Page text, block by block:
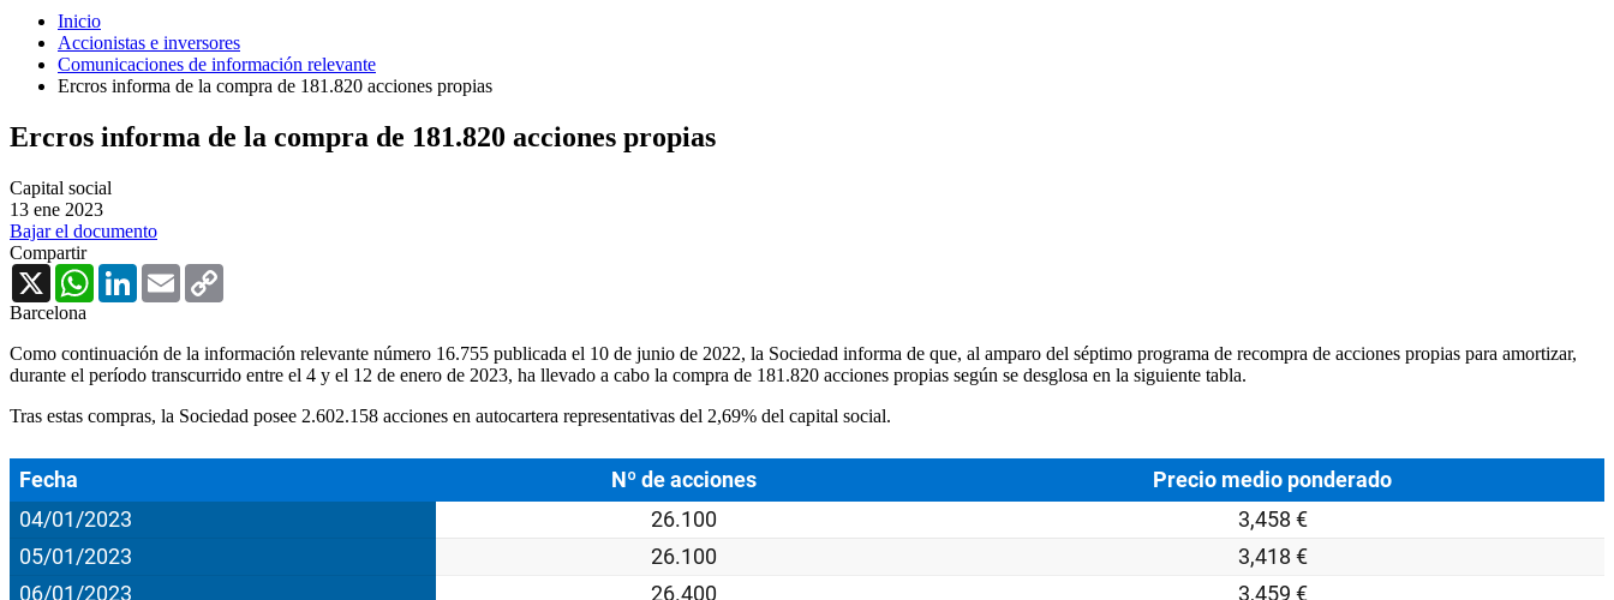
Inicio
Accionistas e inversores
Comunicaciones de información relevante
Ercros informa de la compra de 181.820 acciones propias
Ercros informa de la compra de 181.820 acciones propias
Capital social
13 ene 2023
Bajar el documento
Compartir
X
WhatsAppLinkedInEmail
Barcelona
Como continuación de la información relevante número 16.755 publicada el 10 de junio de 2022, la Sociedad informa de que, al amparo del séptimo programa de recompra de acciones propias para amortizar,
durante el período transcurrido entre el 4 y el 12 de enero de 2023, ha llevado a cabo la compra de 181.820 acciones propias según se desglosa en la siguiente tabla.
Tras estas compras, la Sociedad posee 2.602.158 acciones en autocartera representativas del 2,69% del capital social.